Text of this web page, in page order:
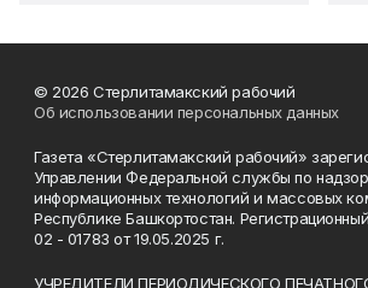
© 2026 Стерлитамакский рабочий
Об использовании персональных данных
Газета «Стерлитамакский рабочий»
Управлении Федеральной службы по
информационных технологий и массовых
Республике Башкортостан.
02 - 01783 от 19.05.2025 г.
УЧРЕДИТЕЛИ ПЕРИОДИЧЕСКОГО